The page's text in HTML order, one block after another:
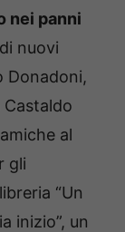
nei panni
nuovi
Donadoni,
Castaldo
al
gli
“Un
inizio”, un